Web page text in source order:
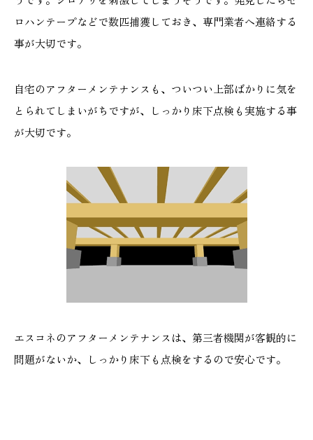
ロハンテープなどで数匹捕獲しておき、専門業者へ連絡する
事が大切です。
自宅のアフターメンテナンスも、ついつい上部ばかりに気を
とられてしまいがちですが、しっかり床下点検も実施する事
が大切です。
エスコネのアフターメンテナンスは、第三者機関が客観的に
問題がないか、しっかり床下も点検をするので安心です。